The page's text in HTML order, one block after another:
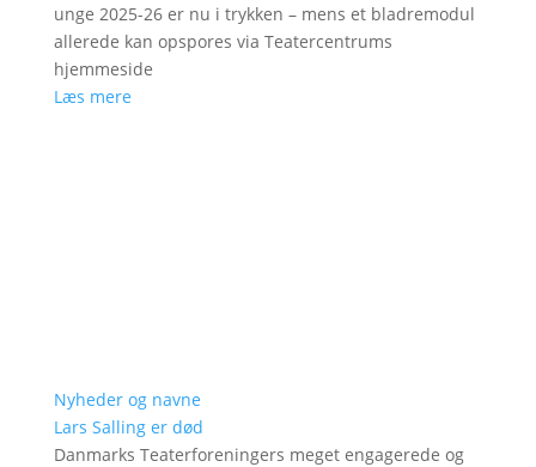
unge 2025-26 er nu i trykken – mens et bladremodul
allerede kan opspores via Teatercentrums
hjemmeside
Læs mere
Nyheder og navne
Lars Salling er død
Danmarks Teaterforeningers meget engagerede og